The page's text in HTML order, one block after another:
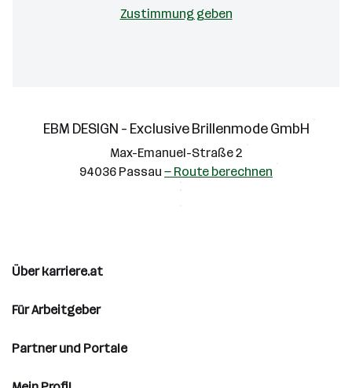
Zustimmung geben
EBM DESIGN - Exclusive Brillenmode GmbH
Max-Emanuel-Straße 2
94036 Passau — Route berechnen
Über karriere.at
Für Arbeitgeber
Partner und Portale